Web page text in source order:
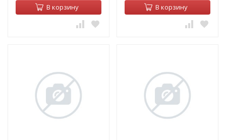
В корзину В корзину